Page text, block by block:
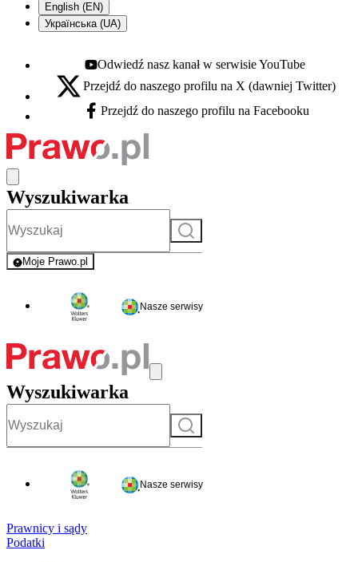
English (EN)
Українська (UA)
Youtube - otwiera się w nowej karcie
Odwiedź nasz kanał w serwisie YouTube
X - otwiera się w nowej karcie
Przejdź do naszego profilu na X (dawniej Twitter)
Facebook - otwiera się w nowej karcie
Przejdź do naszego profilu na Facebooku
Wyszukiwarka
Szukaj
Moje Prawo.pl
- rejestracja i logowanie do serwisu
Nasze serwisy
Wyszukiwarka
Szukaj
Nasze serwisy
Prawnicy i sądy
Podatki